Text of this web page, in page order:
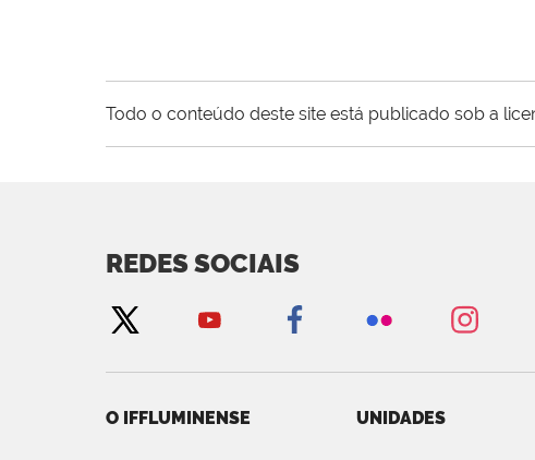
Todo o conteúdo deste site está publicado sob a
REDES SOCIAIS
O IFFLUMINENSE UNIDADES